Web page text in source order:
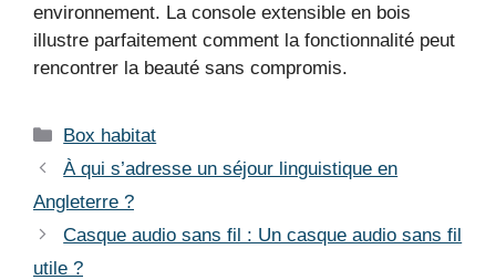
environnement. La console extensible en bois
illustre parfaitement comment la fonctionnalité peut
rencontrer la beauté sans compromis.
Catégories
Box habitat
À qui s’adresse un séjour linguistique en
Angleterre ?
Casque audio sans fil : Un casque audio sans fil
utile ?